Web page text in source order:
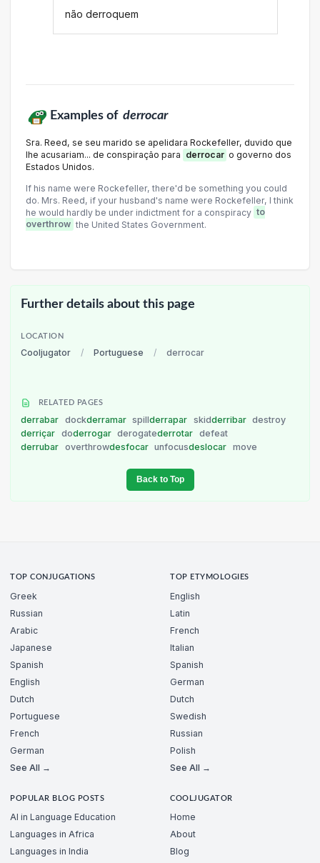
não derroquem
Examples of derrocar
Sra. Reed, se seu marido se apelidara Rockefeller, duvido que
lhe acusariam... de conspiração para derrocar o governo dos
Estados Unidos.
If his name were Rockefeller, there'd be something you could
do. Mrs. Reed, if your husband's name were Rockefeller, I think
he would hardly be under indictment for a conspiracy to
overthrow the United States Government.
Further details about this page
LOCATION
Cooljugator / Portuguese / derrocar
RELATED PAGES
derrabar dockderramar spillderrapar skidderribar destroy
derriçar doderrogar derogatederrotar defeat
derrubar overthrowdesfocar unfocusdeslocar move
Back to Top
TOP CONJUGATIONS
Greek
Russian
Arabic
Japanese
Spanish
English
Dutch
Portuguese
French
German
See All →
TOP ETYMOLOGIES
English
Latin
French
Italian
Spanish
German
Dutch
Swedish
Russian
Polish
See All →
POPULAR BLOG POSTS
AI in Language Education
Languages in Africa
Languages in India
COOLJUGATOR
Home
About
Blog